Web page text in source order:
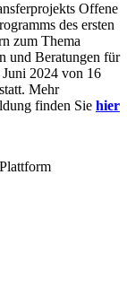
Offene
des ersten
zum Thema
und Beratungen für
2024 von 16
Mehr
finden Sie hier